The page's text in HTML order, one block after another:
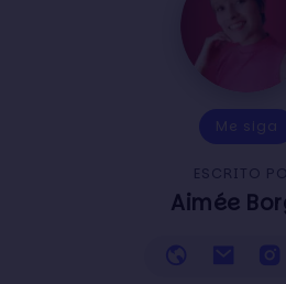
ESCRITO
Aimée